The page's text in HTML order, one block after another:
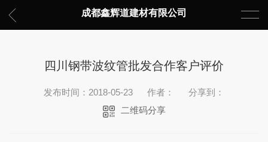
成都鑫辉道建材有限公司
四川钢带波纹管批发合作客户评价
发布时间：2018-05-23 作者：
分享到：
二维码分享